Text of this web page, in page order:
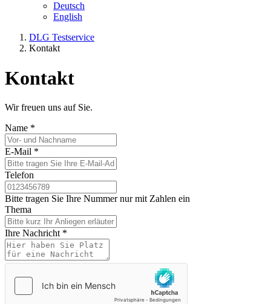
Deutsch
English
DLG Testservice
Kontakt
Kontakt
Wir freuen uns auf Sie.
Name *
E-Mail *
Telefon
Bitte tragen Sie Ihre Nummer nur mit Zahlen ein
Thema
Ihre Nachricht *